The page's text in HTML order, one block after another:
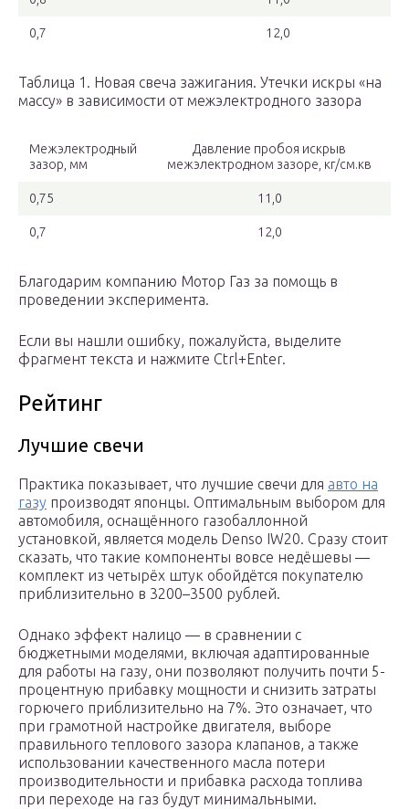
0,7 12,0
Таблица 1. Новая свеча зажигания. Утечки искры «на
массу» в зависимости от межэлектродного зазора
Межэлектродный
зазор, мм
Давление пробоя искрыв
межэлектродном зазоре, кг/см.кв
0,75 11,0
0,7 12,0
Благодарим компанию Мотор Газ за помощь в
проведении эксперимента.
Если вы нашли ошибку, пожалуйста, выделите
фрагмент текста и нажмите Ctrl+Enter.
Рейтинг
Лучшие свечи
Практика показывает, что лучшие свечи для авто на
газу производят японцы. Оптимальным выбором для
автомобиля, оснащённого газобаллонной
установкой, является модель Denso IW20. Сразу стоит
сказать, что такие компоненты вовсе недёшевы —
комплект из четырёх штук обойдётся покупателю
приблизительно в 3200–3500 рублей.
Однако эффект налицо — в сравнении с
бюджетными моделями, включая адаптированные
для работы на газу, они позволяют получить почти 5-
процентную прибавку мощности и снизить затраты
горючего приблизительно на 7%. Это означает, что
при грамотной настройке двигателя, выборе
правильного теплового зазора клапанов, а также
использовании качественного масла потери
производительности и прибавка расхода топлива
при переходе на газ будут минимальными.